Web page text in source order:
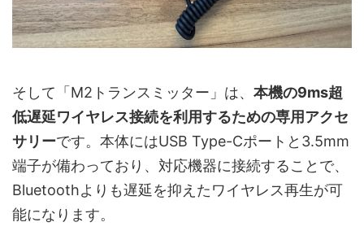
そして「M2トランスミッター」は、 本機の9ms超
低遅延ワイヤレス接続を利用するための専用アクセ
サリーです。本体にはUSB Type-Cポートと3.5mm
端子が備わっており、対応機器に接続することで、
Bluetoothよりも遅延を抑えたワイヤレス再生が可
能になります。